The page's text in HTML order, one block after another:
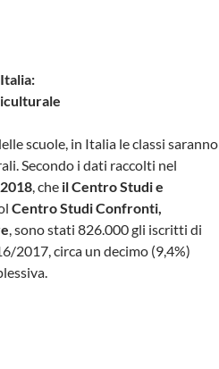
scuole, in Italia le classi saranno
Secondo i dati raccolti nel
, che il Centro Studi e
Centro Studi Confronti,
, sono stati 826.000 gli iscritti di
2017, circa un decimo (9,4%)
UNO STUDENTE SU DIECI